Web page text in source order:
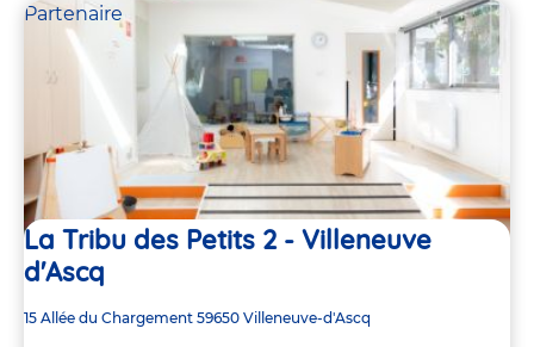
Partenaire
La Tribu des Petits 2 - Villeneuve
d'Ascq
Adresse
15 Allée du Chargement 59650 Villeneuve-d'Ascq